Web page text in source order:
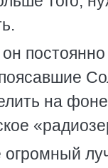
на
огромный